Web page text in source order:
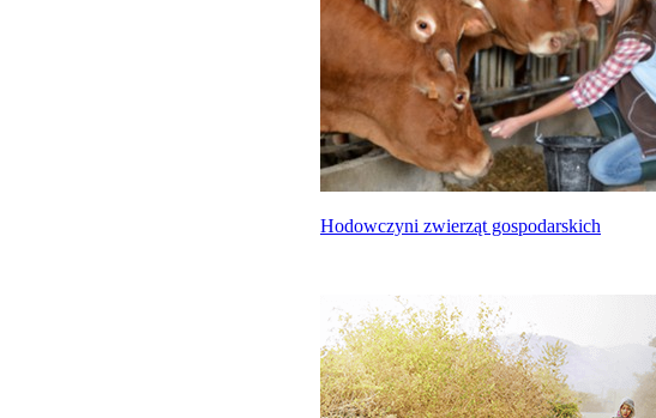
Hodowczyni zwierząt gospodarskich